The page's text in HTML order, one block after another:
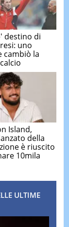
destino di
uno
cambiò la
Island,
della
è riuscito
10mila
ULTIME